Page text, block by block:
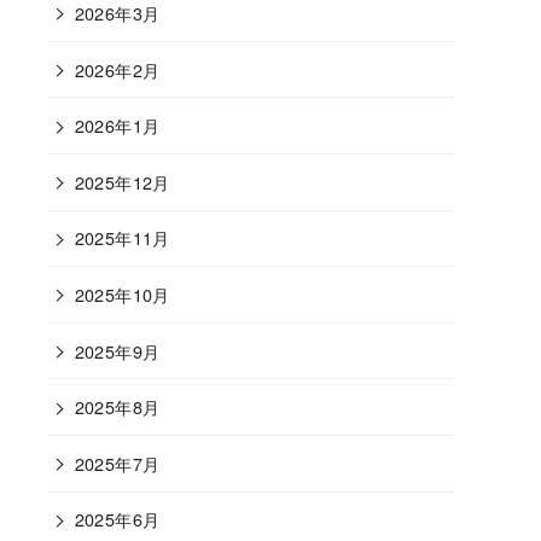
2026年3月
2026年2月
2026年1月
2025年12月
2025年11月
2025年10月
2025年9月
2025年8月
2025年7月
2025年6月